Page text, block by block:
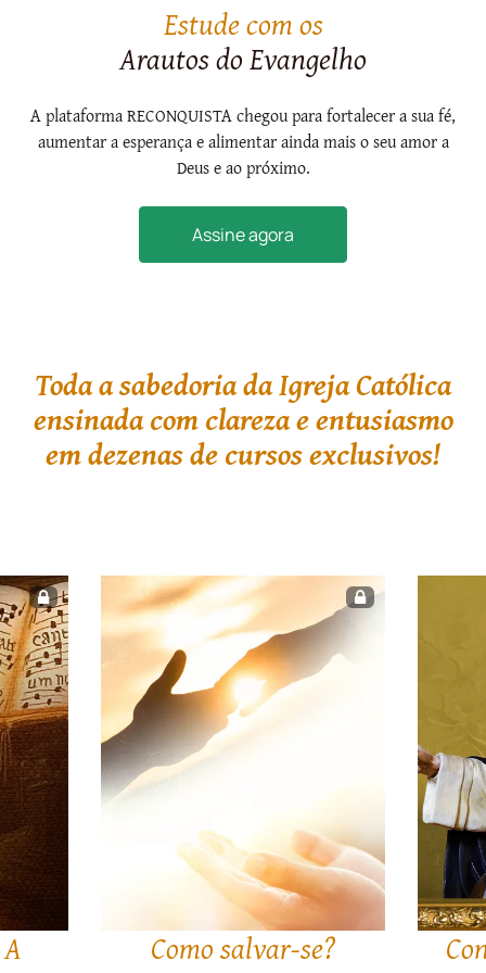
Estude com os
Arautos do Evangelho
A plataforma RECONQUISTA chegou para fortalecer a sua fé,
aumentar a esperança e alimentar ainda mais o seu amor a
Deus e ao próximo.
Assine agora
Toda a sabedoria da Igreja Católica
ensinada com clareza e entusiasmo
em dezenas de cursos exclusivos!
Como salvar-se?